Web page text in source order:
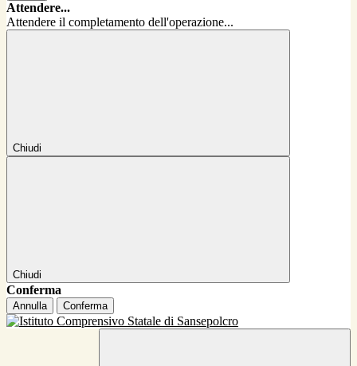
Attendere...
Attendere il completamento dell'operazione...
Chiudi
Chiudi
Conferma
Annulla Conferma